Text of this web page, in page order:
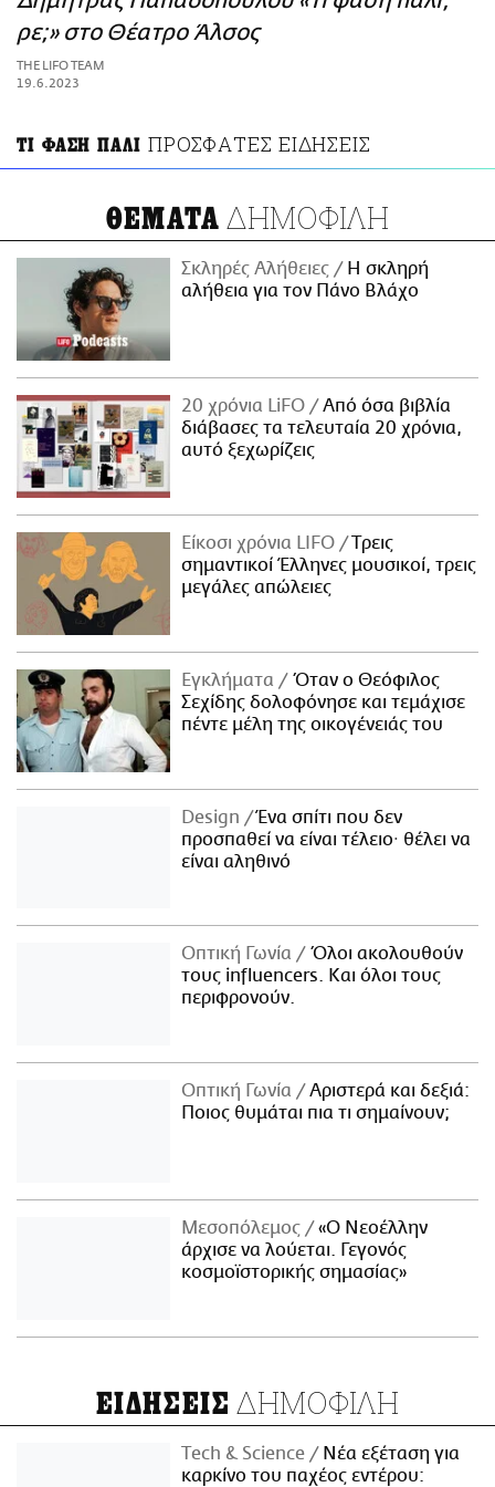
ΑΜΠΑ
PRINT
ρε;» στο Θέατρο Άλσος
THE LIFO TEAM
19.6.2023
ΤΙ ΦΑΣΗ ΠΑΛΙ ΠΡΟΣΦΑΤΕΣ ΕΙΔΗΣΕΙΣ
ΘΕΜΑΤΑ ΔΗΜΟΦΙΛΗ
Σκληρές Αλήθειες
H σκληρή
αλήθεια για τον Πάνο Βλάχο
20 χρόνια LiFO
Από όσα βιβλία
διάβασες τα τελευταία 20 χρόνια,
αυτό ξεχωρίζεις
Είκοσι χρόνια LIFO
Tρεις
σημαντικοί Έλληνες μουσικοί, τρεις
μεγάλες απώλειες
Εγκλήματα
Όταν ο Θεόφιλος
Σεχίδης δολοφόνησε και τεμάχισε
πέντε μέλη της οικογένειάς του
Design
Ένα σπίτι που δεν
προσπαθεί να είναι τέλειο· θέλει να
είναι αληθινό
Οπτική Γωνία
Όλοι ακολουθούν
τους influencers. Και όλοι τους
περιφρονούν.
Οπτική Γωνία
Αριστερά και δεξιά:
Ποιος θυμάται πια τι σημαίνουν;
Μεσοπόλεμος
«Ο Νεοέλλην
άρχισε να λούεται. Γεγονός
κοσμοϊστορικής σημασίας»
ΕΙΔΗΣΕΙΣ ΔΗΜΟΦΙΛΗ
Τech & Science
Νέα εξέταση για
καρκίνο του παχέος εντέρου: